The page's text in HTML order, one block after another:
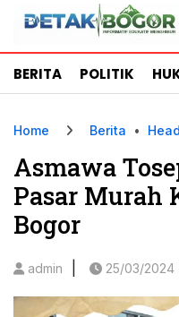
BERITA POLITIK
Home Berita •
Asmawa
Pasar Murah
Bogor
admin 25/03/2024